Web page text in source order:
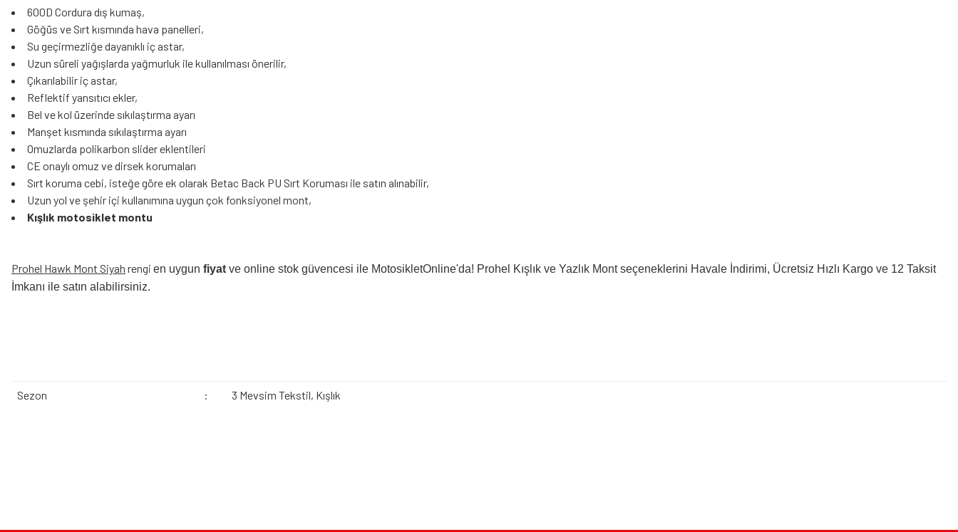
600D Cordura dış kumaş,
Göğüs ve Sırt kısmında hava panelleri,
Su geçirmezliğe dayanıklı iç astar,
Uzun süreli yağışlarda yağmurluk ile kullanılması önerilir,
Çıkarılabilir iç astar,
Reflektif yansıtıcı ekler,
Bel ve kol üzerinde sıkılaştırma ayarı
Manşet kısmında sıkılaştırma ayarı
Omuzlarda polikarbon slider eklentileri
CE onaylı omuz ve dirsek korumaları
Sırt koruma cebi, isteğe göre ek olarak Betac Back PU Sırt Koruması ile satın alınabilir,
Uzun yol ve şehir içi kullanımına uygun çok fonksiyonel mont,
Kışlık motosiklet montu
Prohel Hawk Mont Siyah rengi en uygun fiyat ve online stok güvencesi ile MotosikletOnline'da! Prohel Kışlık ve Yazlık Mont seçeneklerini Havale İndirimi, Ücretsiz Hızlı Kargo ve 12 Taksit
İmkanı ile satın alabilirsiniz.
Sezon : 3 Mevsim Tekstil, Kışlık
Ürün bilgilerinde hatalar bulunuyor.